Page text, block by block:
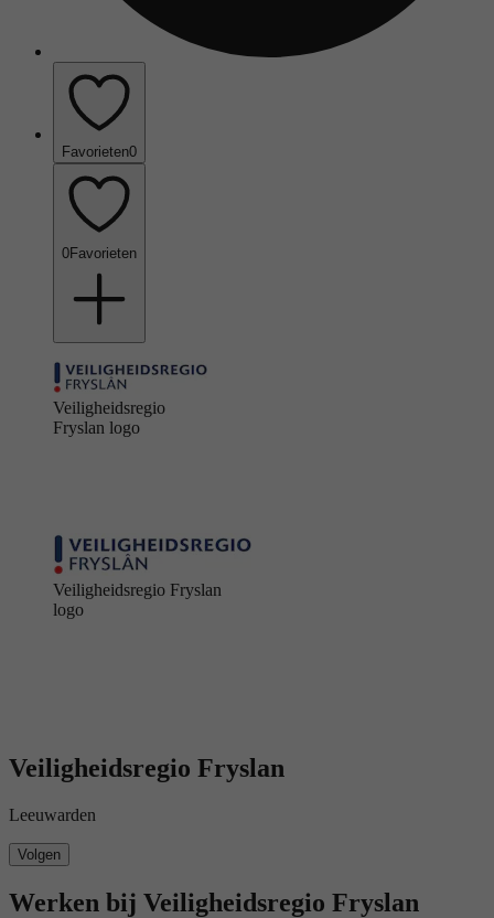
Favorieten0
0Favorieten
Veiligheidsregio
Fryslan logo
Veiligheidsregio Fryslan
logo
Veiligheidsregio Fryslan
Leeuwarden
Volgen
Werken bij Veiligheidsregio Fryslan